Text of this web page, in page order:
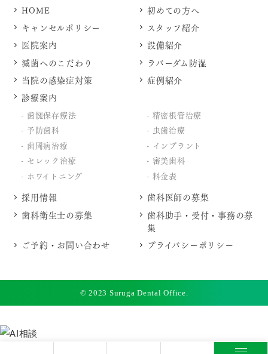
HOME
初めての方へ
キャンセルポリシー
スタッフ紹介
医院案内
設備紹介
滅菌へのこだわり
ラバーダム防湿
当院の感染症対策
症例紹介
診療案内
歯髄保存療法
精密根管治療
予防歯科
虫歯治療
歯周病治療
インプラント
セレック治療
審美歯科
ホワイトニング
料金表
採用情報
歯科医師の募集
歯科衛生士の募集
歯科助手・受付・事務の募
集
ご予約・お問い合わせ
プライバシーポリシー
© 2023 Suruga Dental Office.